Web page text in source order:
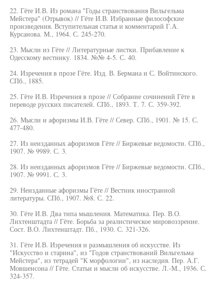
22. Гёте И.В. Из романа "Годы странствования Вильгельма
Мейстера" (Отрывок) // Гёте И.В. Избранные философские
произведения. Вступительная статья и комментарий Г.А.
Курсанова. М., 1964. С. 245-270.
23. Мысли из Гёте // Литературные листки. Прибавление к
Одесскому вестнику. 1834. №№ 4-5. С. 40.
24. Изречения в прозе Гёте. Изд. В. Бермана и С. Войтинского.
СПб., 1885.
25. Гёте И.В. Изречения в прозе // Собрание сочинений Гёте в
переводе русских писателей. СПб., 1893. Т. 7. С. 359-392.
26. Мысли и афоризмы И.В. Гёте // Север. СПб., 1901. № 15. С.
477-480.
27. Из неизданных афоризмов Гёте // Биржевые ведомости. СПб.,
1907. № 9989. С. 3.
28. Из неизданных афоризмов Гёте // Биржевые ведомости. СПб.,
1907. № 9991. С. 3.
29. Неизданные афоризмы Гёте // Вестник иностранной
литературы. СПб., 1907. №8. С. 22.
30. Гёте И.В. Два типа мышления. Математика. Пер. В.О.
Лихтенштадта // Гёте. Борьба за реалистическое мировоззрение.
Сост. В.О. Лихтенштадт. Пб., 1930. С. 321-326.
31. Гёте И.В. Изречения и размышления об искусстве. Из
"Искусство и старина", из "Годов странствований Вильгельма
Мейстера", из тетрадей "К морфологии", из наследия. Пер. А.Г.
Мовшенсона // Гёте. Статьи и мысли об искусстве. Л.-М., 1936. С.
324-357.